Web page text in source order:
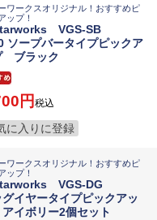
ワークスオリジナル！おすすめピ
ップ！
VGS-SB
ソープバータイプピックア
ブラック
税込
に入りに登録
ワークスオリジナル！おすすめピ
ップ！
VGS-DG
グイヤータイプピックアッ
イボリー2個セット